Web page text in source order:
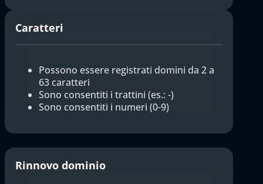
Caratteri
Possono essere registrati domini da 2 a
63 caratteri
Sono consentiti i trattini (es.: -)
Sono consentiti i numeri (0-9)
Rinnovo dominio